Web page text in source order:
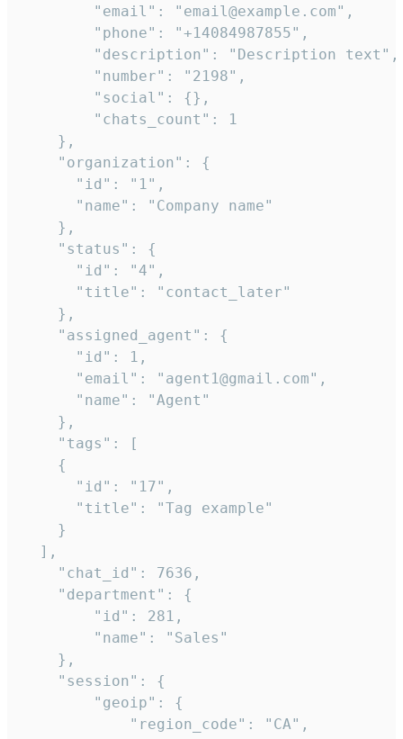
        "email": "email@example.com",
        "phone": "+14084987855",
        "description": "Description text",
        "number": "2198",
        "social": {},
        "chats_count": 1
    },
    "organization": {
      "id": "1",
      "name": "Company name"
    },
    "status": {
      "id": "4",
      "title": "contact_later"
    },
    "assigned_agent": {
      "id": 1,
      "email": "agent1@gmail.com",
      "name": "Agent"
    },
    "tags": [
    {
      "id": "17",
      "title": "Tag example"
    }
  ],
    "chat_id": 7636,
    "department": {
        "id": 281,
        "name": "Sales"
    },
    "session": {
        "geoip": {
            "region_code": "CA",